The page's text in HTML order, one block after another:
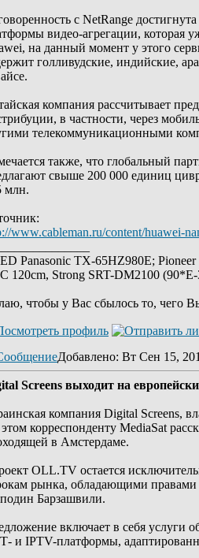
с NetRange
видео-агрегации, которая
на данный момент у этого
голливудские, индийские,
компания рассчитывает
в частности, через
телекоммуникационными
также, что глобальный
свыше 200 000 единиц
млн.
www.cableman.ru/content/huawei-
Panasonic TX-65HZ980E;
120cm, Strong SRT-DM2100
чтобы у Вас сбылось то, чего
Добавлено: Вт Сен 15,
Screens выходит на
компания Digital Screens,
корреспонденту MediaSat
в Амстердаме.
OLL.TV остается
рынка, обладающими правами
Барзашвили.
включает в себя услуги
и IPTV-платформы,